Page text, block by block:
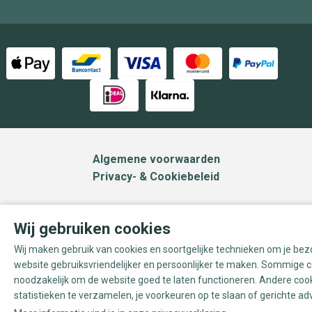
Algemene voorwaarden
Privacy- & Cookiebeleid
Wij gebruiken cookies
Wij maken gebruik van cookies en soortgelijke technieken om je
website gebruiksvriendelijker en persoonlijker te maken. Sommige
noodzakelijk om de website goed te laten functioneren. Andere
statistieken te verzamelen, je voorkeuren op te slaan of gerichte